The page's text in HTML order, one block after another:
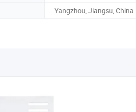
Yangzhou, Jiangsu, China